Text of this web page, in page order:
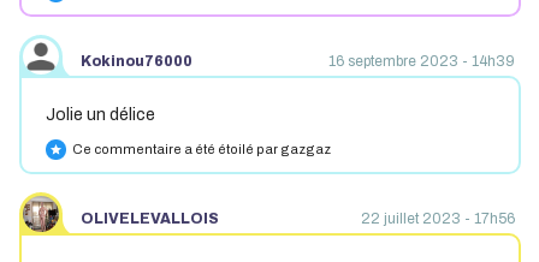
Kokinou76000 16 septembre 2023 - 14h39
Jolie un délice
star Ce commentaire a été étoilé par gazgaz
OLIVELEVALLOIS 22 juillet 2023 - 17h56